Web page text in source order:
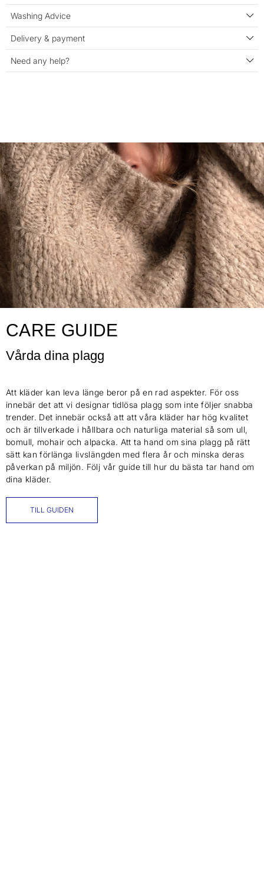
Washing Advice
Delivery & payment
Need any help?
CARE GUIDE
Vårda dina plagg
Att kläder kan leva länge beror på en rad aspekter. För oss
innebär det att vi designar tidlösa plagg som inte följer snabba
trender. Det innebär också att att våra kläder har hög kvalitet
och är tillverkade i hållbara och naturliga material så som ull,
bomull, mohair och alpacka. Att ta hand om sina plagg på rätt
sätt kan förlänga livslängden med flera år och minska deras
påverkan på miljön. Följ vår guide till hur du bästa tar hand om
dina kläder.
TILL GUIDEN